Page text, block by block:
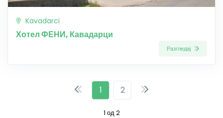
Kavadarci
Хотел ФЕНИ, Кавадарци
Разгледај
1 2
1 од 2